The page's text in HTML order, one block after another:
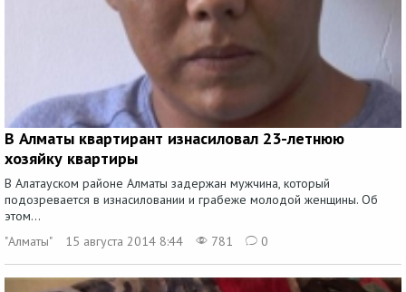
В Алматы квартирант изнасиловал 23-летнюю
хозяйку квартиры
В Алатауском районе Алматы задержан мужчина, который
подозревается в изнасиловании и грабеже молодой женщины. Об
этом...
"Алматы"
15 августа 2014 8:44 781 0